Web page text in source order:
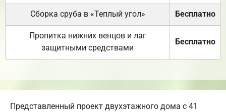
Сборка сруба в «Теплый угол» Бесплатно
Пропитка нижних венцов и лаг
защитными средствами
Бесплатно
Представленный проект двухэтажного дома с 41